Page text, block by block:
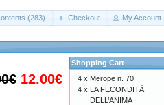
(283) Checkout My Account
12.00€
Shopping Cart
4 x Merope n. 70
4 x LA FECONDITÀ
DELL’ANIMA